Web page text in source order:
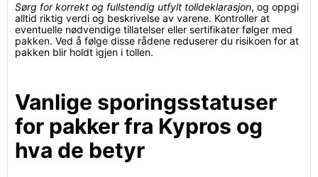
Sørg for korrekt og fullstendig utfylt tolldeklarasjon, og oppgi
alltid riktig verdi og beskrivelse av varene. Kontroller at
eventuelle nødvendige tillatelser eller sertifikater følger med
pakken. Ved å følge disse rådene reduserer du risikoen for at
pakken blir holdt igjen i tollen.
Vanlige sporingsstatuser
for pakker fra Kypros og
hva de betyr